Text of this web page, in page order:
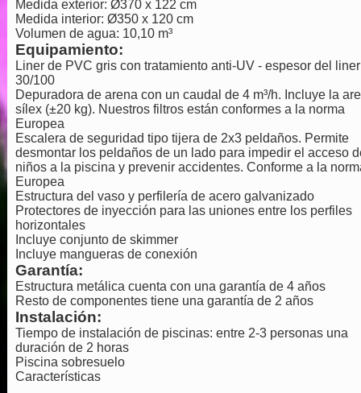
Medida exterior: Ø370 x 122 cm
Medida interior: Ø350 x 120 cm
Volumen de agua: 10,10 m³
Equipamiento:
Liner de PVC gris con tratamiento anti-UV - espesor del
30/100
Depuradora de arena con un caudal de 4 m³/h. Incluye la
sílex (±20 kg). Nuestros filtros están conformes a la norma
Europea
Escalera de seguridad tipo tijera de 2x3 peldaños. Permite
desmontar los peldaños de un lado para impedir el acceso
niños a la piscina y prevenir accidentes. Conforme a la
Europea
Estructura del vaso y perfilería de acero galvanizado
Protectores de inyección para las uniones entre los perfiles
horizontales
Incluye conjunto de skimmer
Incluye mangueras de conexión
Garantía:
Estructura metálica cuenta con una garantía de 4 años
Resto de componentes tiene una garantía de 2 años
Instalación:
Tiempo de instalación de piscinas: entre 2-3 personas una
duración de 2 horas
Piscina sobresuelo
Características